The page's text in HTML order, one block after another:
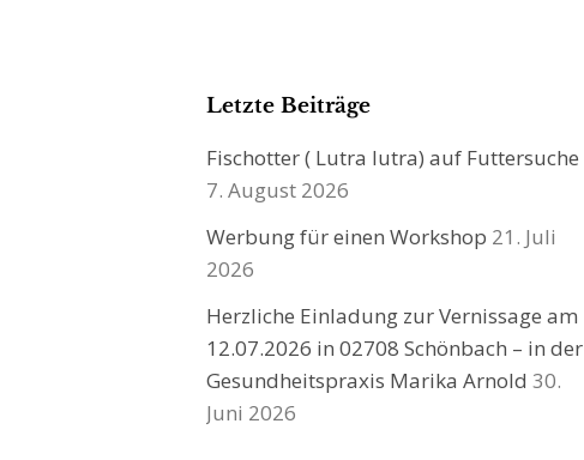
Letzte Beiträge
Fischotter ( Lutra lutra) auf Futtersuche
7. August 2026
Werbung für einen Workshop 21. Juli
2026
Herzliche Einladung zur Vernissage am
12.07.2026 in 02708 Schönbach – in der
Gesundheitspraxis Marika Arnold 30.
Juni 2026